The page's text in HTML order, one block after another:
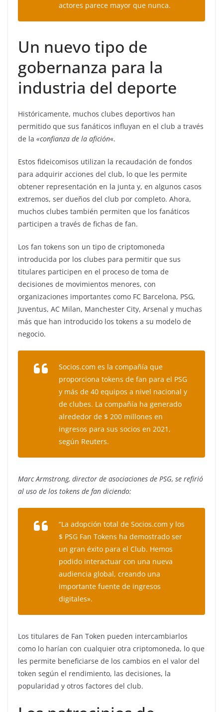
actores parece mayor que nunca.
Un nuevo tipo de
gobernanza para la
industria del deporte
Históricamente, muchos clubes deportivos han
permitido que sus fanáticos influyan en el club a través
de la «confianza de la afición«.
Estos fideicomisos utilizan la recaudación de fondos
para adquirir acciones del club, lo que les permite
obtener representación en la junta y, en algunos casos
extremos, ser dueños del club por completo. Ahora,
muchos clubes también permiten que los fanáticos
participen a través de fichas de fan.
Los fan tokens son un tipo de criptomoneda
introducida por los clubes para permitir que sus
titulares participen en el proceso de toma de
decisiones de movimientos menores, con
organizaciones importantes como FC Barcelona, ​​PSG,
Juventus, AC Milan, Manchester City, Arsenal y muchas
más que han introducido los tokens a su modelo de
negocio.
Socios.com es la compañía que
proporciona tokens de fan para el PSG
y más de 40 equipos a nivel nacional y
de clubes. La compañía ha generado
alrededor de $ 200 millones en
ingresos para sus socios en 2021,
según Reuters.
Marc Armstrong, director de asociaciones de PSG, se refirió
al uso de los tokens de fan diciendo:
“La adopción total de Socios.com y los
$ PSG Fan Tokens ha demostrado ser
un gran éxito para el Club. Hemos
podido interactuar con una nueva
audiencia global, creando una
importante fuente de ingresos
digitales».
Los titulares de Fan Token pueden intercambiarlos
como lo harían con cualquier otra criptomoneda, lo que
les permite beneficiarse de los cambios en el valor del
token según el rendimiento, las decisiones, la
popularidad y otros factores del club.